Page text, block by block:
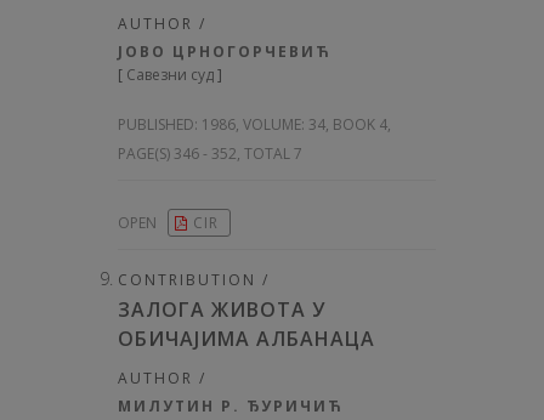
AUTHOR /
ЈОВО ЦРНОГОРЧЕВИЋ
[ Савезни суд]
PUBLISHED: 1986, VOLUME: 34, BOOK 4,
PAGE(S) 346 - 352, TOTAL 7
OPEN CIR
CONTRIBUTION /
ЗАЛОГА ЖИВОТА У
ОБИЧАЈИМА АЛБАНАЦА
AUTHOR /
МИЛУТИН Р. ЂУРИЧИЋ